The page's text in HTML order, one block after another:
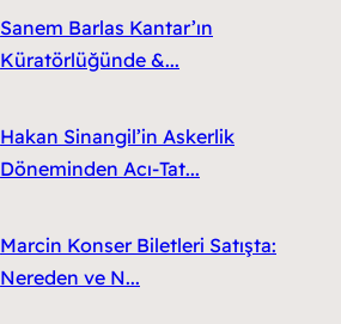
Sanem Barlas Kantar’ın
Küratörlüğünde &...
Hakan Sinangil’in Askerlik
Döneminden Acı-Tat...
Marcin Konser Biletleri Satışta:
Nereden ve N...